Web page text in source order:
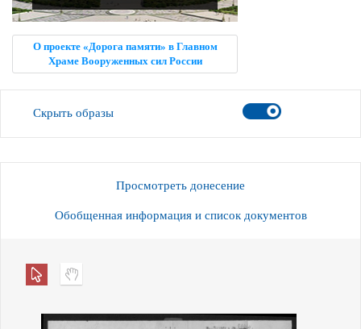
О проекте «Дорога памяти» в Главном
Храме Вооруженных сил России
Скрыть образы
Просмотреть донесение
Обобщенная информация и список документов